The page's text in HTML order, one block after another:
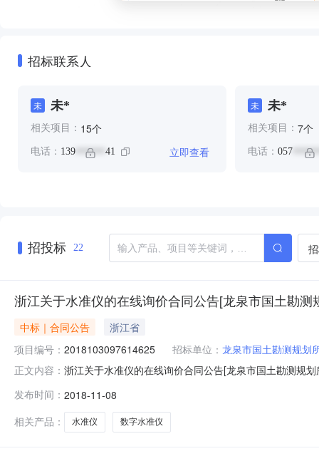
招标联系人
未 未*
相关项目： 15个
电话： 139 ****** 41 立即查看
未 未*
相关项目： 7个
电话： 057
招投标 22
浙江关于水准仪的在线询价合同公告[龙泉市国土勘测
中标｜合同公告
浙江省
项目编号： 2018103097614625 招标单位： 龙泉市国土勘测规划
正文内容： 浙江关于水准仪的在线询价合同公告[龙泉市国土勘测规
浙江丽水水准仪在线询价公告，所属区域：浙江-丽水-龙
号：2018
发布时间： 2018-11-08
相关产品：
水准仪 数字水准仪